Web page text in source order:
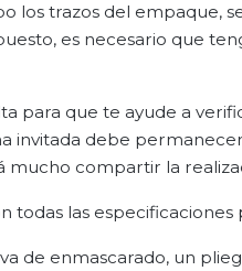
los trazos del empaque,
es necesario que
para que te ayude a
invitada debe
mucho compartir la
todas las
de enmascarado, un